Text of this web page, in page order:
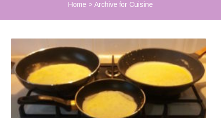
Home > Archive for Cuisine